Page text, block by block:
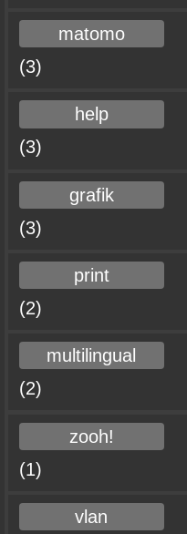
matomo
(3)
help
(3)
grafik
(3)
print
(2)
multilingual
(2)
zooh!
(1)
vlan